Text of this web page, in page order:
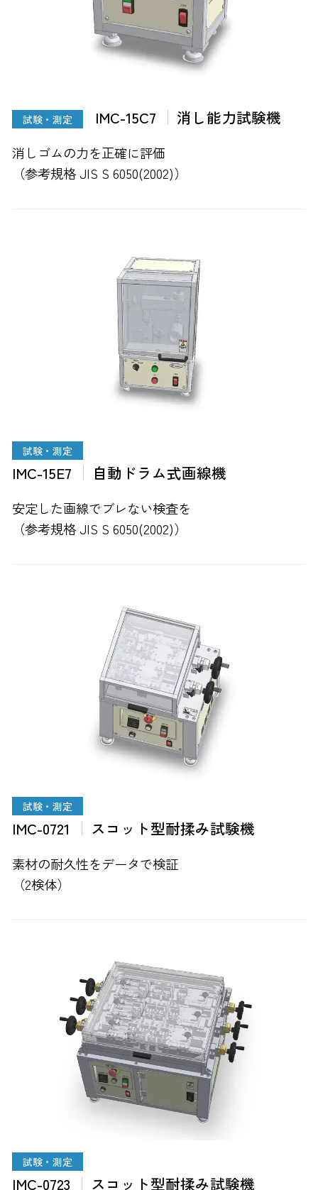
試験・測定 IMC-15C7 消し能力試験機
消しゴムの力を正確に評価
（参考規格 JIS S 6050(2002)）
試験・測定
IMC-15E7 自動ドラム式画線機
安定した画線でブレない検査を
（参考規格 JIS S 6050(2002)）
試験・測定
IMC-0721 スコット型耐揉み試験機
素材の耐久性をデータで検証
（2検体）
試験・測定
IMC-0723 スコット型耐揉み試験機